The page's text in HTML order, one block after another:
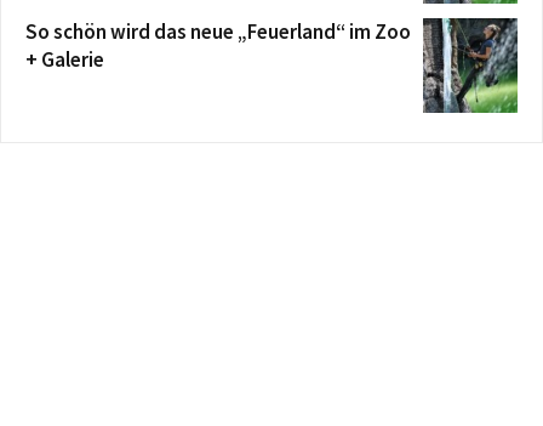
So schön wird das neue „Feuerland“ im Zoo
+ Galerie